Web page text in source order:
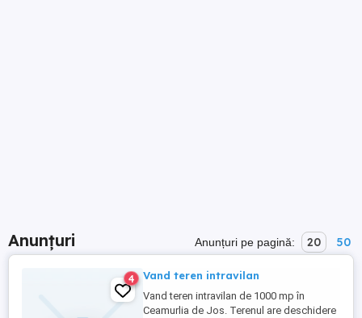
Anunțuri Anunțuri pe pagină: 20 50
4 Vand teren intravilan
Vand teren intravilan de 1000 mp în
Ceamurlia de Jos. Terenul are deschidere